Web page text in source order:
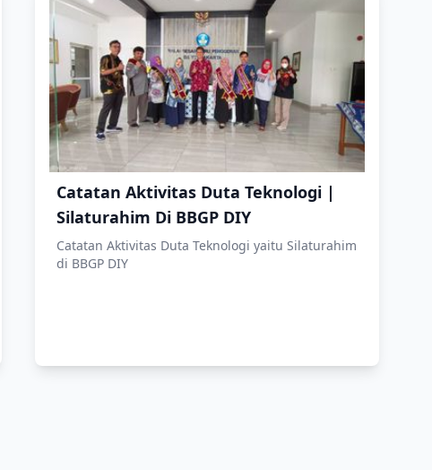
Catatan Aktivitas Duta Teknologi |
Silaturahim Di BBGP DIY
Catatan Aktivitas Duta Teknologi yaitu Silaturahim
di BBGP DIY